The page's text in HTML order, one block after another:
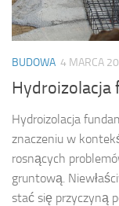
BUDOWA 4 MARCA
Hydroizolacja
Hydroizolacja
znaczeniu w
rosnących
gruntową.
stać się przyczyną